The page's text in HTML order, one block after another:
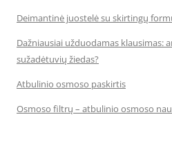
Deimantinė juostelė su skirtingų
Dažniausiai užduodamas klausimas:
sužadėtuvių žiedas?
Atbulinio osmoso paskirtis
Osmoso filtrų – atbulinio osmoso